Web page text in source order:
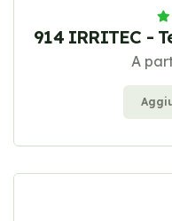
914 IRRITEC -
A